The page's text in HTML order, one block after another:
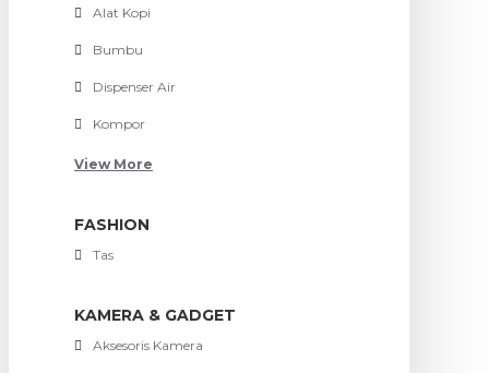
Alat Kopi
Bumbu
Dispenser Air
Kompor
View More
FASHION
Tas
KAMERA & GADGET
Aksesoris Kamera